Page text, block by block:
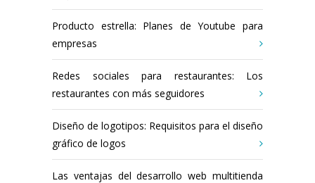
Producto estrella: Planes de Youtube para
empresas
Redes sociales para restaurantes: Los
restaurantes con más seguidores
Diseño de logotipos: Requisitos para el diseño
gráfico de logos
Las ventajas del desarrollo web multitienda